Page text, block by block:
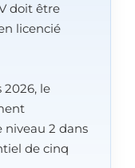
doit être
licencié
2026, le
niveau 2 dans
de cinq